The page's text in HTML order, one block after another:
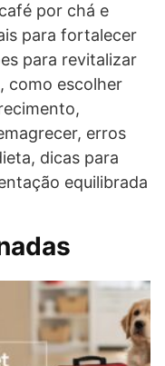
por chá e
para fortalecer
para revitalizar
como escolher
erros
dicas para
equilibrada